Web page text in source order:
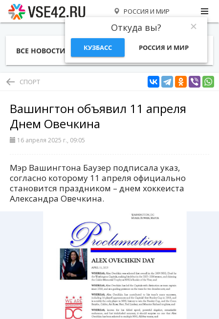
РОССИЯ И МИР
Откуда вы?
КУЗБАСС РОССИЯ И МИР
ВСЕ НОВОСТИ СТАТЬИ ТЕМЫ ФОТО
СПОРТ
Вашингтон объявил 11 апреля
Днем Овечкина
16 апреля 2025 г., 09:05
Мэр Вашингтона Баузер подписала указ,
согласно которому 11 апреля официально
становится праздником – днем хоккеиста
Александра Овечкина.